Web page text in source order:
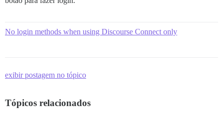
No login methods when using Discourse Connect only
exibir postagem no tópico
Tópicos relacionados